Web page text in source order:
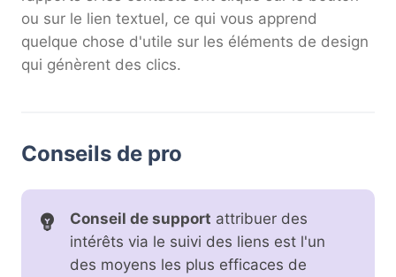
ou sur le lien textuel, ce qui vous apprend
quelque chose d'utile sur les éléments de design
qui génèrent des clics.
Conseils de pro
Conseil de support attribuer des
intérêts via le suivi des liens est l'un
des moyens les plus efficaces de